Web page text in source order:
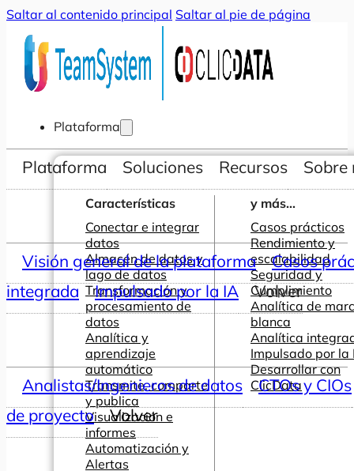
Saltar al contenido principal Saltar al pie de página
Plataforma
Características
Conectar e integrar
datos
Almacén de datos y
lago de datos
Transformación y
procesamiento de
datos
Analítica y
aprendizaje
automático
Transmite, comparte
y publica
Visualización e
informes
Automatización y
Alertas
y más...
Casos prácticos
Rendimiento y
escalabilidad
Seguridad y
Cumplimiento
Analítica de
blanca
Analítica
Impulsado por la
Desarrollar con
ClicData
Plataforma Soluciones Recursos Sobre
Visión general de la plataforma
Casos
integrada
Impulsado por la IA Volver
Analistas/Ingenieros de datos
CTOs y CIOs
de proyecto
Volver